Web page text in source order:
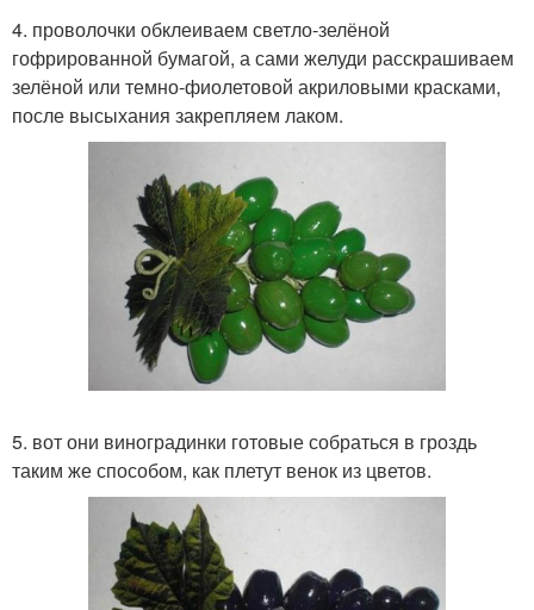
4. проволочки обклеиваем светло-зелёной
гофрированной бумагой, а сами желуди расскрашиваем
зелёной или темно-фиолетовой акриловыми красками,
после высыхания закрепляем лаком.
5. вот они виноградинки готовые собраться в гроздь
таким же способом, как плетут венок из цветов.